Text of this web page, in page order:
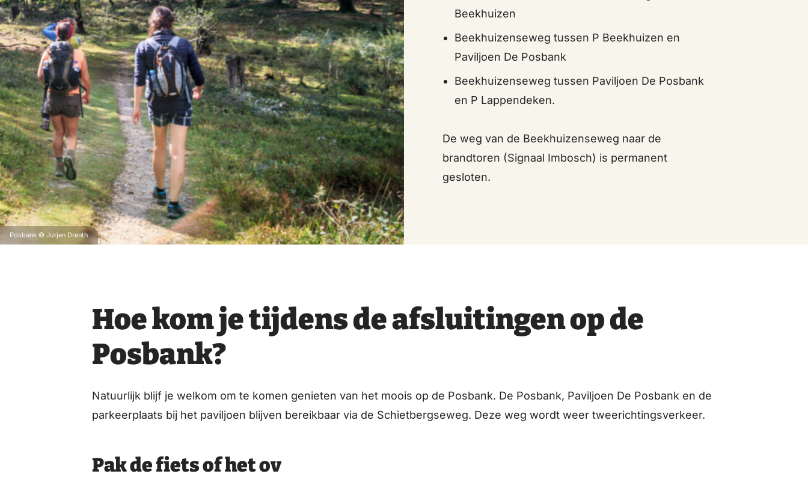
Posbank © Jurjen Drenth
Beekhuizen
Beekhuizenseweg tussen P Beekhuizen en
Paviljoen De Posbank
Beekhuizenseweg tussen Paviljoen De Posbank
en P Lappendeken.
De weg van de Beekhuizenseweg naar de
brandtoren (Signaal Imbosch) is permanent
gesloten.
Hoe kom je tijdens de afsluitingen op de
Posbank?
Natuurlijk blijf je welkom om te komen genieten van het moois op de Posbank. De Posbank, Paviljoen De Posbank en de
parkeerplaats bij het paviljoen blijven bereikbaar via de Schietbergseweg. Deze weg wordt weer tweerichtingsverkeer.
Pak de fiets of het ov